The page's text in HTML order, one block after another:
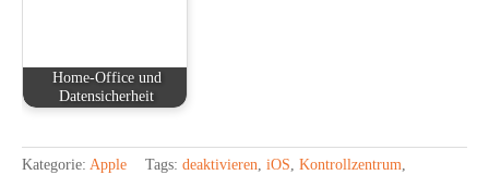
Home-Office und
Datensicherheit
Kategorie: Apple Tags: deaktivieren, iOS, Kontrollzentrum,